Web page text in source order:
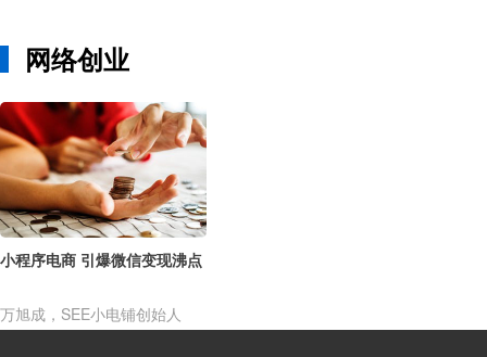
网络创业
小程序电商 引爆微信变现沸点
万旭成，SEE小电铺创始人